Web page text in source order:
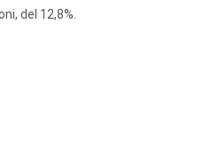
del 12,8%.